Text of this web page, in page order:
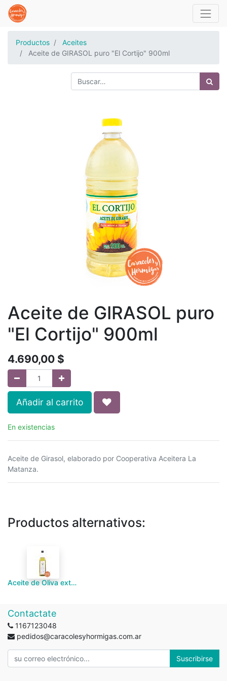
Productos
Aceites
Aceite de GIRASOL puro "El Cortijo" 900ml
Aceite de GIRASOL puro
"El Cortijo" 900ml
4.690,00 $
Añadir al carrito
En existencias
Aceite de Girasol, elaborado por Cooperativa Aceitera La
Matanza.
Productos alternativos:
Aceite de Oliva extra virgen orgánico "San Nicolas" 1L
Contactate
1167123048
pedidos@caracolesyhormigas.com.ar
Suscribirse